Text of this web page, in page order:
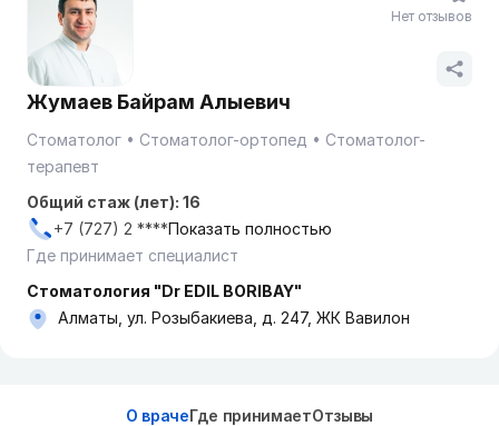
Жумаев Байрам Алыевич
Стоматолог Стоматолог-ортопед
Стоматолог-
терапевт
Общий стаж (лет): 16
+7 (727) 2 ****Показать полностью
Где принимает специалист
Стоматология "Dr EDIL BORIBAY"
Алматы, ул. Розыбакиева, д. 247, ЖК Вавилон
Нет отзывов
О врачеГде принимаетОтзывы